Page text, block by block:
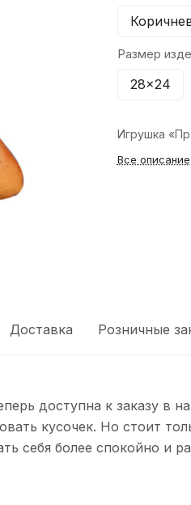
Размер
28x24
Игрушка
Все описание
Доставка Розничные
доступна к заказу в
кусочек. Но стоит
себя более спокойно и